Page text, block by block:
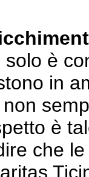
è
in
è
che